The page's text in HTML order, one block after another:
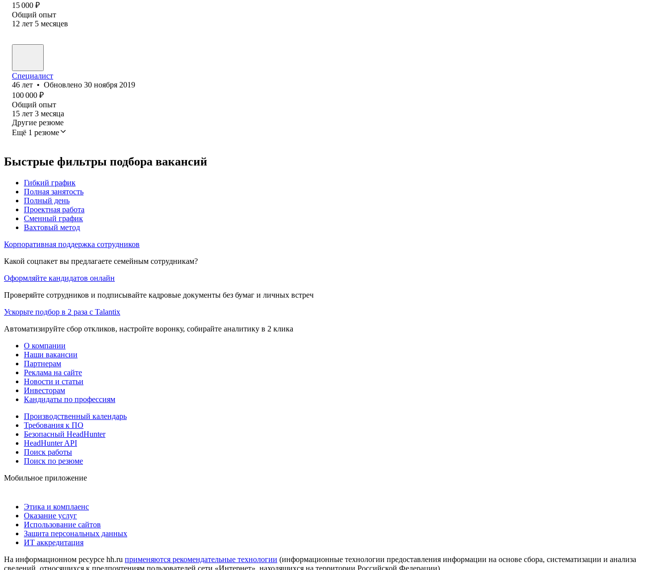
15 000 ₽
Общий опыт
12 лет 5 месяцев
Специалист
46 лет • Обновлено 30 ноября 2019
100 000 ₽
Общий опыт
15 лет 3 месяца
Другие резюме
Ещё 1 резюме
Быстрые фильтры подбора вакансий
Гибкий график
Полная занятость
Полный день
Проектная работа
Сменный график
Вахтовый метод
Корпоративная поддержка сотрудников
Какой соцпакет вы предлагаете семейным сотрудникам?
Оформляйте кандидатов онлайн
Проверяйте сотрудников и подписывайте кадровые документы без бумаг и личных встреч
Ускорьте подбор в 2 раза с Talantix
Автоматизируйте сбор откликов, настройте воронку, собирайте аналитику в 2 клика
О компании
Наши вакансии
Партнерам
Реклама на сайте
Новости и статьи
Инвесторам
Кандидаты по профессиям
Производственный календарь
Требования к ПО
Безопасный HeadHunter
HeadHunter API
Поиск работы
Поиск по резюме
Мобильное приложение
Этика и комплаенс
Оказание услуг
Использование сайтов
Защита персональных данных
ИТ аккредитация
На информационном ресурсе hh.ru применяются рекомендательные технологии (информационные технологии предоставления информации на основе сбора, систематизации и анализа
сведений, относящихся к предпочтениям пользователей сети «Интернет», находящихся на территории Российской Федерации)